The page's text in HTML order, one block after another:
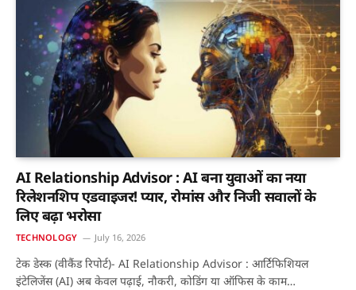
AI Relationship Advisor : AI बना युवाओं का नया
रिलेशनशिप एडवाइजर! प्यार, रोमांस और निजी सवालों के
लिए बढ़ा भरोसा
TECHNOLOGY July 16, 2026
टेक डेस्क (वीकैंड रिपोर्ट)- AI Relationship Advisor : आर्टिफिशियल
इंटेलिजेंस (AI) अब केवल पढ़ाई, नौकरी, कोडिंग या ऑफिस के काम…